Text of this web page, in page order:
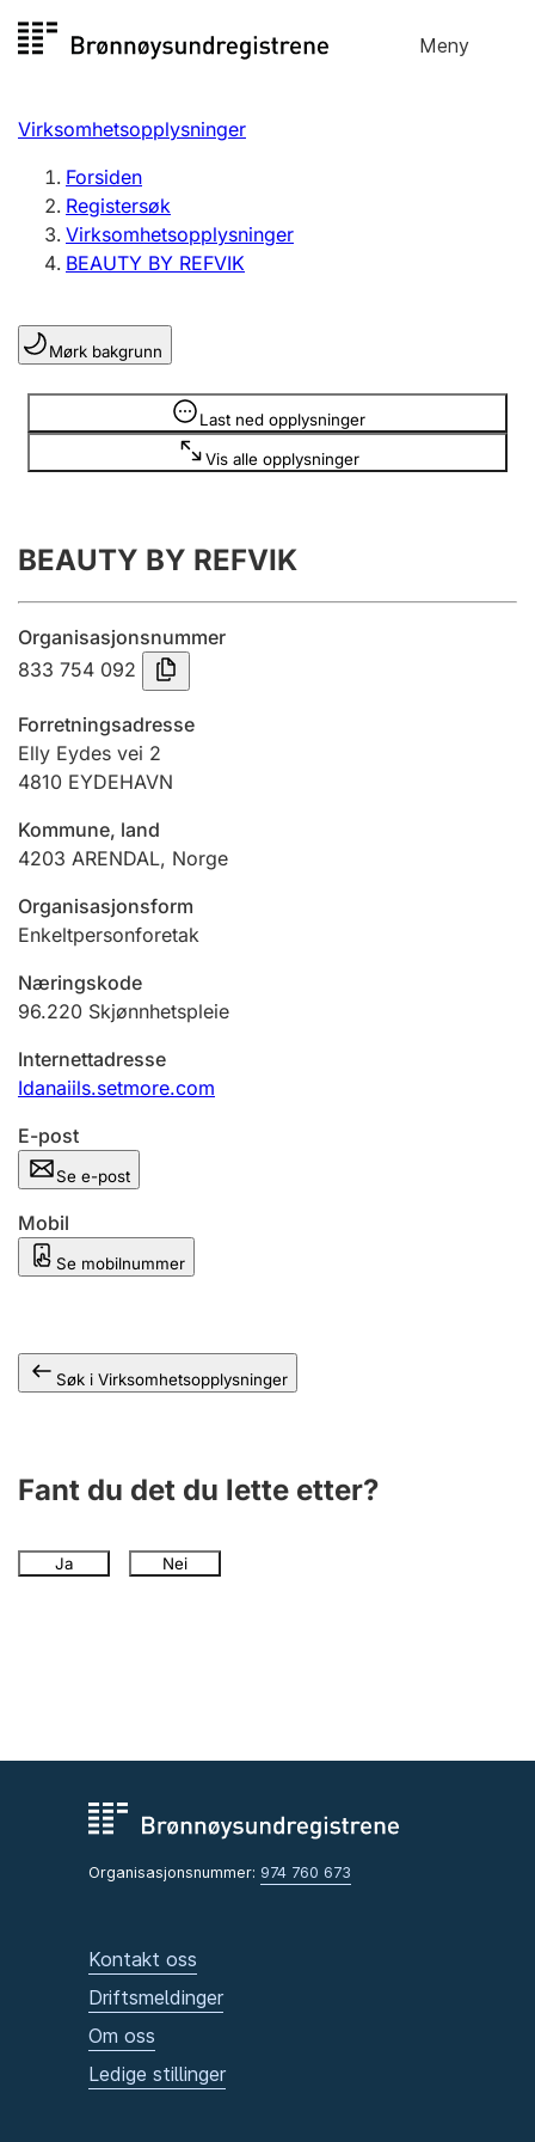
til
Meny
Registersøk
Aksjeselskap
Enkeltpersonforetak
Registrere, endre, slette
Lag og forening
Registrere, endre, slette
Årsregnskap
Innsending og forsinkelsesgebyr
Jeger
Ektepaktveileder
Offentlig sektor
Andre tema
Virksomhetsopplysninger
Forsiden
Registersøk
Virksomhetsopplysninger
BEAUTY BY REFVIK
Mørk bakgrunn
Last ned opplysninger
Vis alle opplysninger
Opplysninger er skjult
BEAUTY BY REFVIK
Organisasjonsnummer
833 754 092
Forretningsadresse
Elly Eydes vei 2
4810 EYDEHAVN
Kommune, land
4203 ARENDAL, Norge
Organisasjonsform
Enkeltpersonforetak
Næringskode
96.220 Skjønnhetspleie
Internettadresse
Idanaiils.setmore.com
E-post
Se e-post
Mobil
Se mobilnummer
Søk i Virksomhetsopplysninger
Fant du det du lette etter?
Ja Nei
Organisasjonsnummer: 974 760 673
Kontakt oss
Driftsmeldinger
Om oss
Ledige stillinger